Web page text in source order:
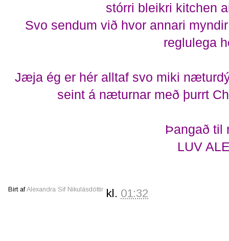
stórri bleikri kitchen
Svo sendum við hvor annari
reglulega
Jæja ég er hér alltaf svo miki
seint á næturnar með þurrt
Þangað til
LUV
Birt afAlexandra Sif Nikulásdóttir kl. 01:32